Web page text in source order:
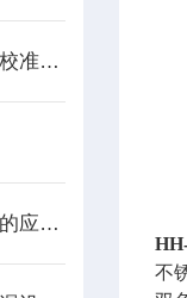
防水卷材不透水仪的校准方法有几种
电工套管压力试验机的应用与重要性
不